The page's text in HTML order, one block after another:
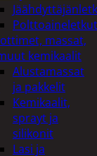
Polttoaineletkut
massat,
kemikaalit
Alustamassat
ja pakkelit
Kemikaalit,
sprayt ja
silikonit
Lasi ja